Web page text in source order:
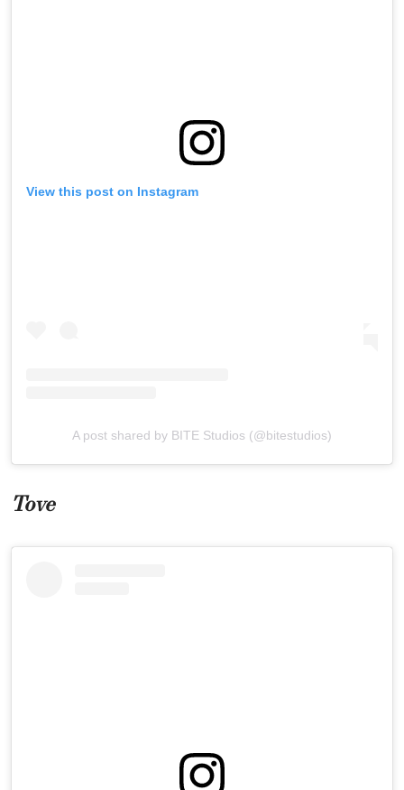
View this post on Instagram
A post shared by BITE Studios (@bitestudios)
Tove